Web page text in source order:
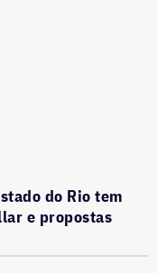
do Rio tem
e propostas